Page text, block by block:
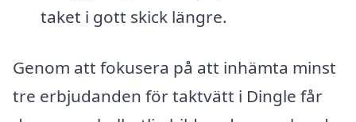
taket i gott skick längre.
Genom att fokusera på att inhämta minst
tre erbjudanden för taktvätt i Dingle får